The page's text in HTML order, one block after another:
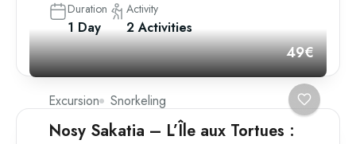
Duration
1 Day
Activity
2 Activities
49€
Excursion Snorkeling
Nosy Sakatia – L’Île aux Tortues :